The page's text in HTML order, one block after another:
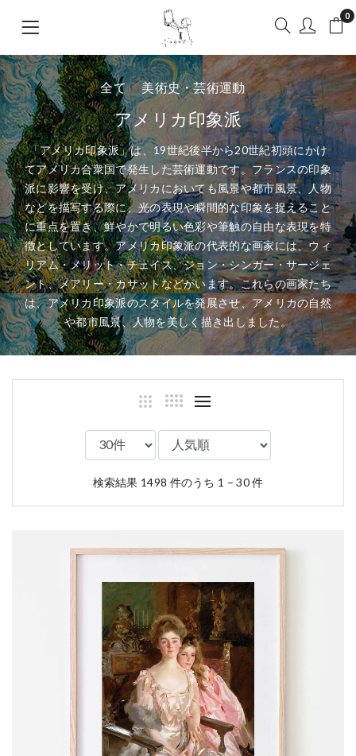
0
全て 美術史・芸術運動
アメリカ印象派
「アメリカ印象派」は、19世紀後半から20世紀初頭にかけ
てアメリカ合衆国で発生した芸術運動です。フランスの印象
派に影響を受け、アメリカにおいても風景や都市風景、人物
などを描写する際に、光の表現や瞬間的な印象を捉えること
に重点を置き、鮮やかで明るい色彩や筆触の自由な表現を特
徴としています。アメリカ印象派の代表的な画家には、ウィ
リアム・メリット・チェイス、ジョン・シンガー・サージェ
ント、メアリー・カサットなどがいます。これらの画家たち
は、アメリカ印象派のスタイルを発展させ、アメリカの自然
や都市風景、人物を美しく描き出しました。
検索結果 1498 件のうち 1 – 30 件